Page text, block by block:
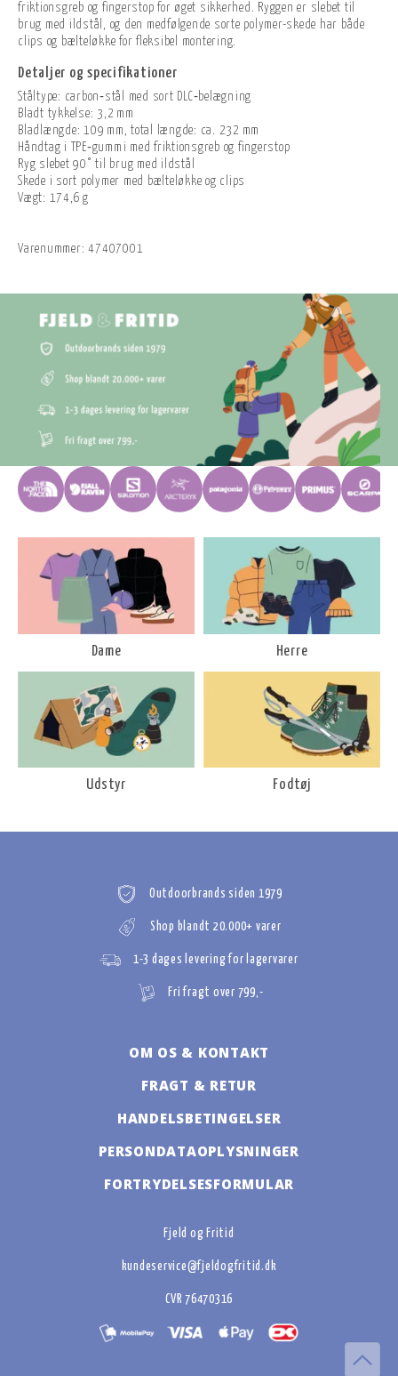
friktionsgreb og fingerstop for øget sikkerhed. Ryggen er slebet til
brug med ildstål, og den medfølgende sorte polymer-skede har både
clips og bælteløkke for fleksibel montering.
Detaljer og specifikationer
Ståltype: carbon‑stål med sort DLC‑belægning
Bladt tykkelse: 3,2 mm
Bladlængde: 109 mm, total længde: ca. 232 mm
Håndtag i TPE‑gummi med friktionsgreb og fingerstop
Ryg slebet 90° til brug med ildstål
Skede i sort polymer med bælteløkke og clips
Vægt: 174,6 g
Varenummer: 47407001
Dame Herre
Udstyr Fodtøj
Outdoorbrands siden 1979
Shop blandt 20.000+ varer
1-3 dages levering for lagervarer
Fri fragt over 799,-
OM OS & KONTAKT
FRAGT & RETUR
HANDELSBETINGELSER
PERSONDATAOPLYSNINGER
FORTRYDELSESFORMULAR
Fjeld og Fritid
kundeservice@fjeldogfritid.dk
CVR 76470316